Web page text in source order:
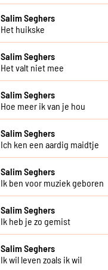
Salim Seghers
Het huikske
Salim Seghers
Het valt niet mee
Salim Seghers
Hoe meer ik van je hou
Salim Seghers
Ich ken een aardig maidtje
Salim Seghers
Ik ben voor muziek geboren
Salim Seghers
Ik heb je zo gemist
Salim Seghers
Ik wil leven zoals ik wil